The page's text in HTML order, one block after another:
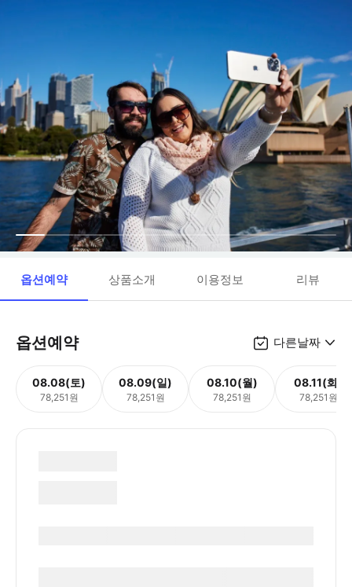
옵션예약 상품소개 이용정보 리뷰
옵션예약 다른날짜
08.08(토)
78,251원
08.09(일)
78,251원
08.10(월)
78,251원
08.11(화)
78,251원